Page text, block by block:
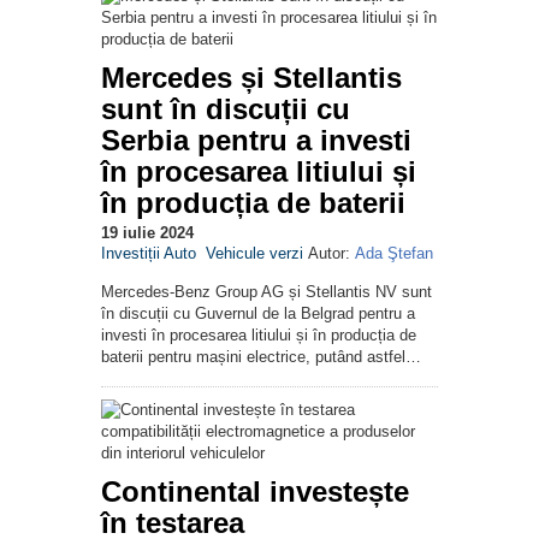
Mercedes și Stellantis
sunt în discuții cu
Serbia pentru a investi
în procesarea litiului și
în producția de baterii
19 iulie 2024
Investiții Auto Vehicule verzi Autor: Ada Ştefan
Mercedes-Benz Group AG și Stellantis NV sunt
în discuții cu Guvernul de la Belgrad pentru a
investi în procesarea litiului și în producția de
baterii pentru mașini electrice, putând astfel…
Continental investește
în testarea